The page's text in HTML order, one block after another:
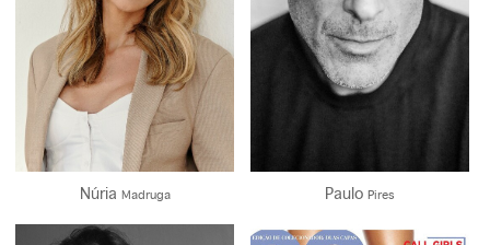
Olhos/Eyes
Castanho - Brown
203.4K
Núria Madruga
Olhos/Eyes
Azul Esverdeado - Blue Green
155.6K
Paulo Pires